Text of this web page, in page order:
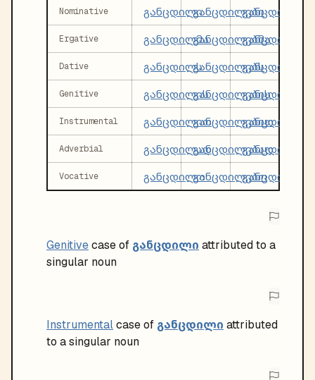
Nominative განცდილიგანცდილებიგანცდილი
Ergative განცდილმაგანცდილებმაგანცდილმა
Dative განცდილსგანცდილებსგანცდილ
Genitive განცდილისგანცდილების
განცდილი
Instrumental განცდილითგანცდილებით
განცდილი
Adverbial განცდილადგანცდილებად
განცდილ
Vocative განცდილოგანცდილებოგანცდილო
Genitivecase of განცდილი attributed to a
singular noun
Instrumentalcase of განცდილი attributed
to a singular noun